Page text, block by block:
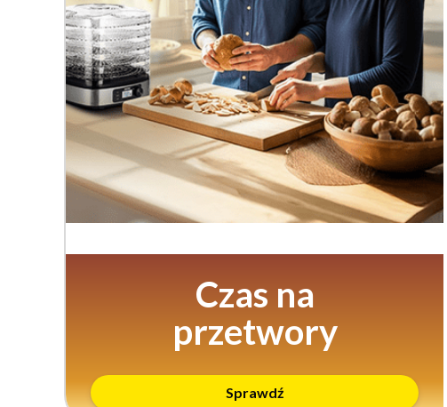
Czas na
przetwory
Sprawdź